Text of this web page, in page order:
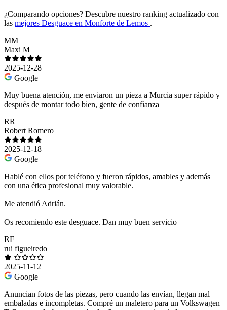
¿Comparando opciones? Descubre nuestro ranking actualizado con
las mejores Desguace en Monforte de Lemos .
MM
Maxi M
2025-12-28
Google
Muy buena atención, me enviaron un pieza a Murcia super rápido y
después de montar todo bien, gente de confianza
RR
Robert Romero
2025-12-18
Google
Hablé con ellos por teléfono y fueron rápidos, amables y además
con una ética profesional muy valorable.
Me atendió Adrián.
Os recomiendo este desguace. Dan muy buen servicio
RF
rui figueiredo
2025-11-12
Google
Anuncian fotos de las piezas, pero cuando las envían, llegan mal
embaladas e incompletas. Compré un maletero para un Volkswagen